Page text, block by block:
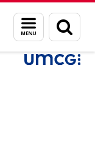
Menu
en
zoeken